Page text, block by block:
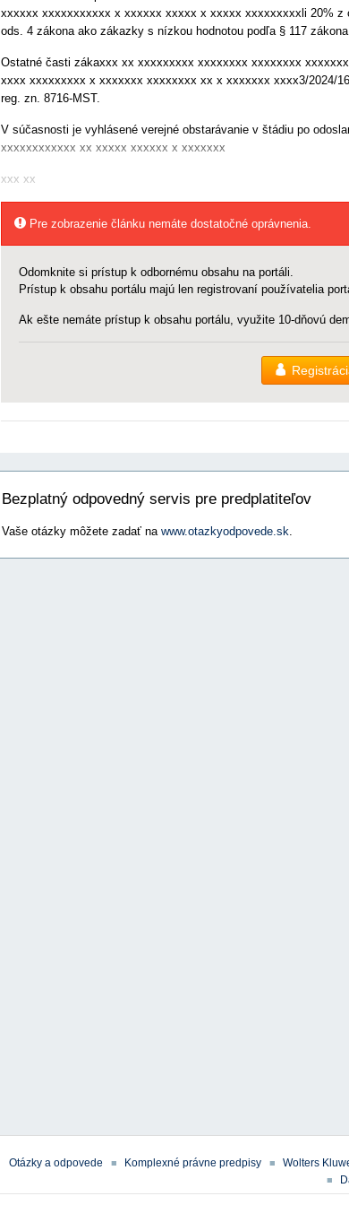
xxxxxx xxxxxxxxxxx x xxxxxx xxxxx x xxxxx xxxxxxxxxli 20% z
ods. 4 zákona ako zákazky s nízkou hodnotou podľa § 117
Ostatné časti zákaxxx xx xxxxxxxxx xxxxxxxx xxxxxxxx
xxxx xxxxxxxxx x xxxxxxx xxxxxxxx xx x xxxxxxx xxxx3/2024/
reg. zn. 8716-MST.
V súčasnosti je vyhlásené verejné obstarávanie v štádiu po
xxxxxxxxxxxx xx xxxxx xxxxxx x xxxxxxx
xxx xx
Pre zobrazenie článku nemáte dostatočné oprávnenia.
Odomknite si prístup k odbornému obsahu na portáli.
Prístup k obsahu portálu majú len registrovaní používatelia
Ak ešte nemáte prístup k obsahu portálu, využite 10-dňovú
Bezplatný odpovedný servis pre predplatiteľov
Vaše otázky môžete zadať na www.otazkyodpovede.sk.
Otázky a odpovede Komplexné právne predpisy Wolters